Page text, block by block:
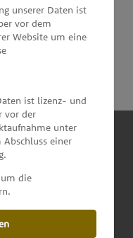
unserer Daten ist
vor dem
Website um eine
ist lizenz- und
vor der
unter
einer
die